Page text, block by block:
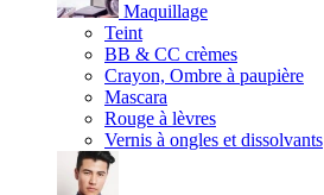
Maquillage
Teint
BB & CC crèmes
Crayon, Ombre à paupière
Mascara
Rouge à lèvres
Vernis à ongles et dissolvants